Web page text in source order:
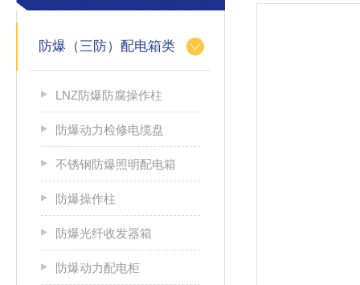
防爆（三防）配电箱类
LNZ防爆防腐操作柱
防爆动力检修电缆盘
不锈钢防爆照明配电箱
防爆操作柱
防爆光纤收发器箱
防爆动力配电柜